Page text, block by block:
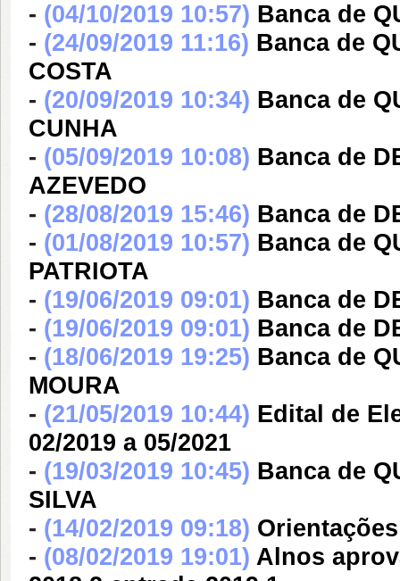
- (04/10/2019 10:57) Banca de
- (24/09/2019 11:16) Banca de
COSTA
- (20/09/2019 10:34) Banca de
CUNHA
- (05/09/2019 10:08) Banca de
AZEVEDO
- (28/08/2019 15:46) Banca de
- (01/08/2019 10:57) Banca de
PATRIOTA
- (19/06/2019 09:01) Banca de
- (19/06/2019 09:01) Banca de
- (18/06/2019 19:25) Banca de
MOURA
- (21/05/2019 10:44) Edital de
02/2019 a 05/2021
- (19/03/2019 10:45) Banca de
SILVA
- (14/02/2019 09:18)
- (08/02/2019 19:01) Alnos